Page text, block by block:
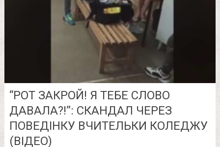
“РОТ ЗАКРОЙ! Я ТЕБЕ СЛОВО
ДАВАЛА?!”: СКАНДАЛ ЧЕРЕЗ
ПОВЕДІНКУ ВЧИТЕЛЬКИ КОЛЕДЖУ
(ВІДЕО)